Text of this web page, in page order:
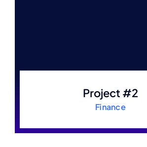
Project #2
Finance